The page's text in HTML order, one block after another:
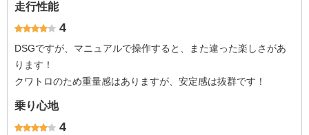
走行性能
4
DSGですが、マニュアルで操作すると、また違った楽しさがあ
ります！
クワトロのため重量感はありますが、安定感は抜群です！
乗り心地
4